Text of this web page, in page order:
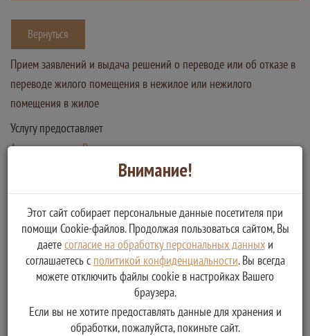
Вернуться
Прием заявлений и выдача решений о переводе или об отказе в
переводе жилого помещения в нежилое или нежилого
помещения в жилое
Услугу предоставляет
Администрация Рамешковского муниципального округа
жилого помещения в нежилое или нежилого помещения в
жилое
Внимание!
Этот сайт собирает персональные данные посетителя при
помощи Cookie-файлов. Продолжая пользоваться сайтом, Вы
даетесогласие на обработку персональных данныхи
соглашаетесь с политикой конфиденциальности. Вы всегда
можете отключить файлы cookie в настройках Вашего
браузера.
Если вы не хотите предоставлять данные для хранения и
обработки, пожалуйста, покиньте сайт.